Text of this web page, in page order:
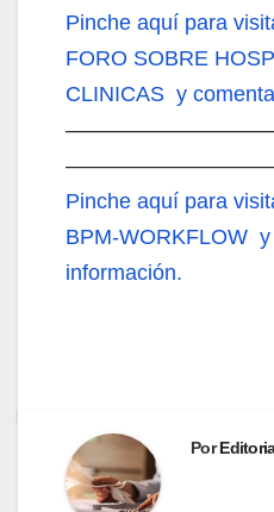
Pinche aquí para
FORO SOBRE
CLINICAS y
Pinche aquí para
BPM-WORKFLOW
información.
Por